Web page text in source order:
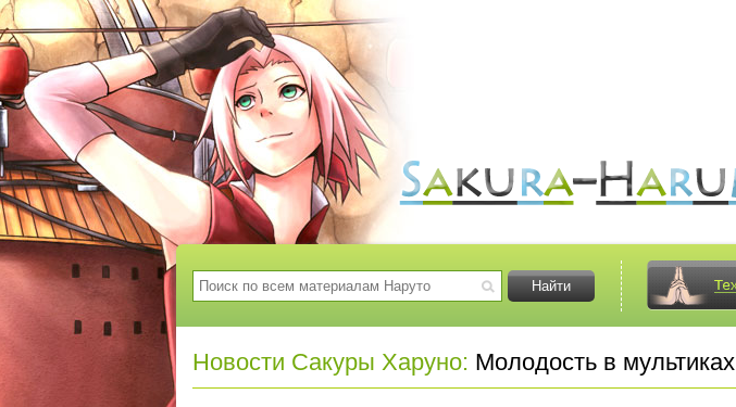
Новости Сакуры Харуно: Молодость в мультиках